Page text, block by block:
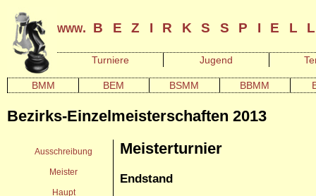
www.
Turniere Jugend
BMM BEM BSMM BBMM
Bezirks-Einzelmeisterschaften 2013
Ausschreibung
Meister
Haupt
Meisterturnier
Endstand